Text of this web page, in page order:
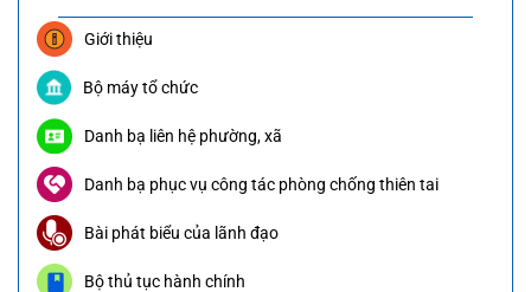
Giới thiệu
Bộ máy tổ chức
Danh bạ liên hệ phường, xã
Danh bạ phục vụ công tác phòng chống thiên tai
Bài phát biểu của lãnh đạo
Bộ thủ tục hành chính